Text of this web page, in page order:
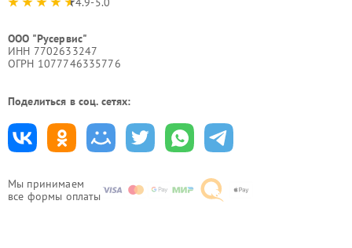
Мы принимаем
все формы оплаты
ООО "Русервис"
ИНН 7702633247
ОГРН 1077746335776
Поделиться в соц. сетях: